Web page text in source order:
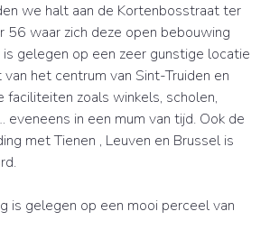
we halt aan de Kortenbosstraat ter
56 waar zich deze open bebouwing
gelegen op een zeer gunstige locatie
het centrum van Sint-Truiden en
faciliteiten zoals winkels, scholen,
eveneens in een mum van tijd. Ook de
met Tienen , Leuven en Brussel is
is gelegen op een mooi perceel van